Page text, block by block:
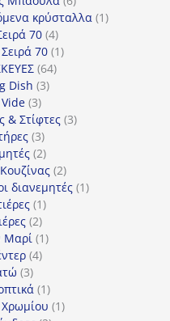
προϊόντα
κρύσταλλα 11
70 44
προϊόντα
70 11
6464
Dish 33
33
προϊόντα
& Στίφτες 33
33
προϊόντα
22
προϊόντα
22
προϊόντα
διανεμητές 11
11
προϊόν
22
προϊόντα
Μαρί 11
44
33
προϊόντα
11
προϊόν
Χρωμίου 11